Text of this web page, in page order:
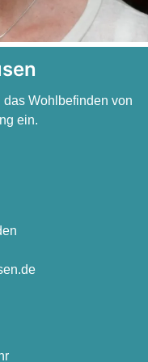
Wohlbefinden von
ein.